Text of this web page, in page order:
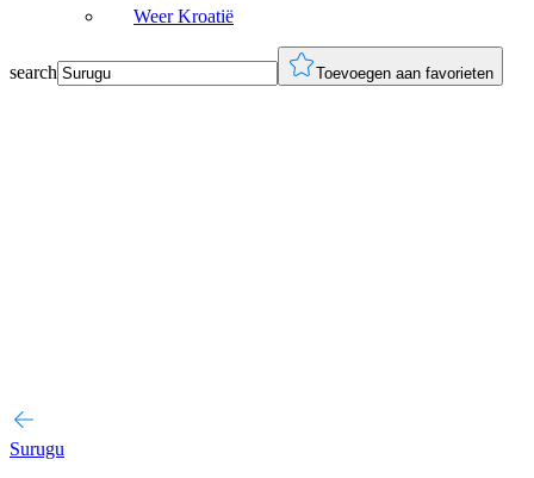
Weer Kroatië
search Toevoegen aan favorieten
Surugu